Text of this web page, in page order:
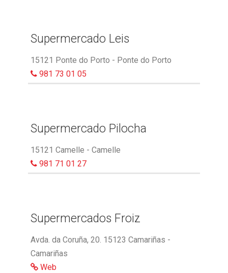
Supermercado Leis
15121 Ponte do Porto - Ponte do Porto
981 73 01 05
Supermercado Pilocha
15121 Camelle - Camelle
981 71 01 27
Supermercados Froiz
Avda. da Coruña, 20. 15123 Camariñas -
Camariñas
Web